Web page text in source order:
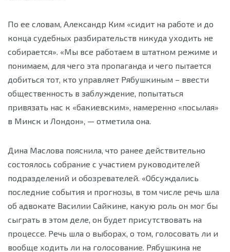
По ее словам, Александр Ким «сидит на работе и до
конца судебных разбирательств никуда уходить не
собирается». «Мы все работаем в штатном режиме и
понимаем, для чего эта пропаганда и чего пытается
добиться тот, кто управляет Рябушкиным – ввести
общественность в заблуждение, попытаться
привязать нас к «бакиевским», намеренно «посылая»
в Минск и Лондон», — отметила она.
Дина Маслова пояснила, что ранее действительно
состоялось собрание с участием руководителей
подразделений и обозревателей. «Обсуждались
последние события и прогнозы, в том числе речь шла
об адвокате Василии Сайкине, какую роль он мог бы
сыграть в этом деле, он будет присутствовать на
процессе. Речь шла о выборах, о том, голосовать ли и
вообще ходить ли на голосование. Рябушкина не